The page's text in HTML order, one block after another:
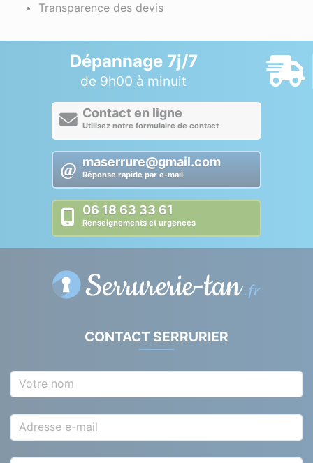
Transparence des devis
Dépannage 7j/7
de 9h00 à minuit
Contact en ligne
Utilisez notre formulaire de contact
maserrure@gmail.com
Réponse rapide par e-mail
06 18 63 33 61
Renseignements et urgences
CONTACT SERRURIER
Votre nom
Adresse e-mail